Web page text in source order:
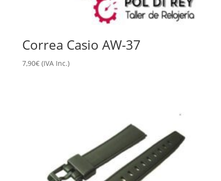
Correa Casio AW-37
7,90€ (IVA Inc.)